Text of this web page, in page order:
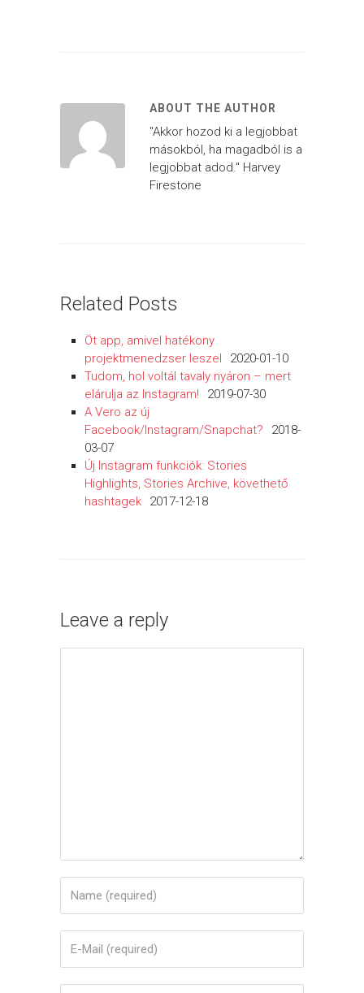
ABOUT THE AUTHOR
"Akkor hozod ki a legjobbat
másokból, ha magadból is a
legjobbat adod." Harvey
Firestone
Related Posts
Öt app, amivel hatékony
projektmenedzser leszel
2020-01-10
Tudom, hol voltál tavaly nyáron – mert
elárulja az Instagram!
2019-07-30
A Vero az új
Facebook/Instagram/Snapchat?
2018-
03-07
Új Instagram funkciók: Stories
Highlights, Stories Archive, követhető
hashtagek
2017-12-18
Leave a reply